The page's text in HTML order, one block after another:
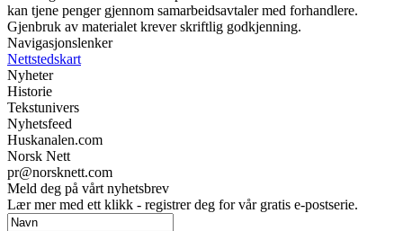
kan tjene penger gjennom samarbeidsavtaler med forhandlere.
Gjenbruk av materialet krever skriftlig godkjenning.
Navigasjonslenker
Nettstedskart
Nyheter
Historie
Tekstunivers
Nyhetsfeed
Huskanalen.com
Norsk Nett
pr@norsknett.com
Meld deg på vårt nyhetsbrev
Lær mer med ett klikk - registrer deg for vår gratis e-postserie.